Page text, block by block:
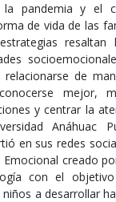
la pandemia y el
de vida de las
resaltan
de
mejor,
y centrar la
Anáhuac
en sus redes
creado
con el
a desarrollar